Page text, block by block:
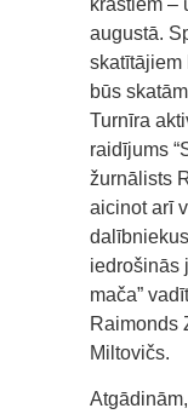
augustā.
skatītājiem
būs
Turnīra
raidījums
žurnālists
aicinot arī
iedrošinās
mača”
Raimonds
Miltovičs.